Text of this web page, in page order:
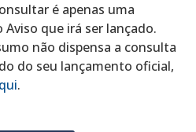
é apenas uma
que irá ser lançado.
não dispensa a consulta
do seu lançamento oficial,
.